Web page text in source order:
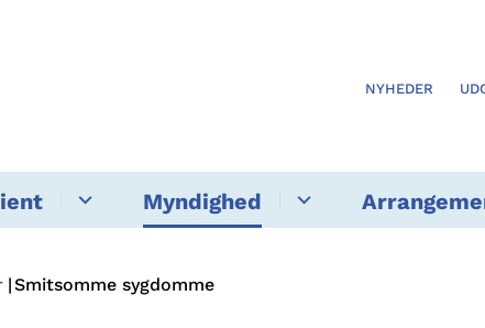
NYHEDER
Myndighed
Smitsomme sygdomme